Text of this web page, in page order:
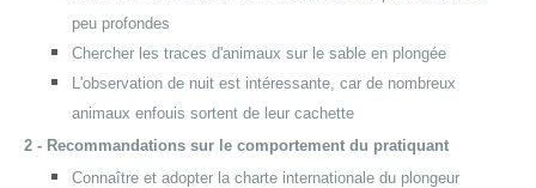
peu profondes
Chercher les traces d'animaux sur le sable en plongée
L'observation de nuit est intéressante, car de nombreux
animaux enfouis sortent de leur cachette
2 - Recommandations sur le comportement du pratiquant
Connaître et adopter la charte internationale du plongeur